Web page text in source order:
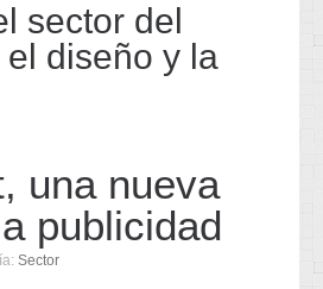
sector del
diseño y la
una nueva
publicidad
Sector